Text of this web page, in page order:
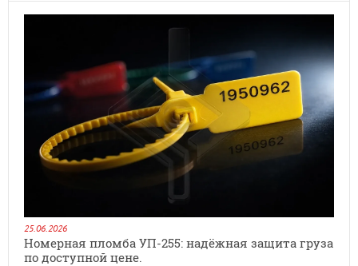
25.06.2026
Номерная пломба УП-255: надёжная защита груза
по доступной цене.